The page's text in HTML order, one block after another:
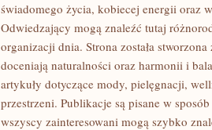
świadomego życia, kobiecej energii oraz
Odwiedzający mogą znaleźć tutaj
organizacji dnia. Strona została
doceniają naturalności oraz harmonii i
artykuły dotyczące mody, pielęgnacji,
przestrzeni. Publikacje są pisane w
wszyscy zainteresowani mogą szybko